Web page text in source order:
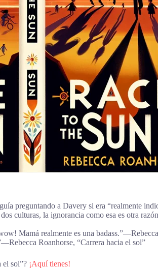
preguntando a Davery si era “realmente
dos culturas, la ignorancia como esa es otra
Mamá realmente es una
Roanhorse, “Carrera hacia el sol”
el sol”? ¡Aquí tienes!